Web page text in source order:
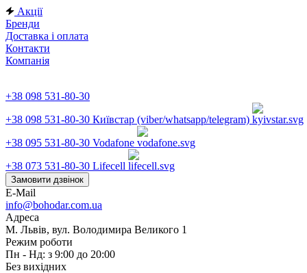
Акції
Бренди
Доставка і оплата
Контакти
Компанія
+38 098 531-80-30
+38 098 531-80-30 Київстар (viber/whatsapp/telegram)
+38 095 531-80-30 Vodafone
+38 073 531-80-30 Lifecell
Замовити дзвінок
E-Mail
info@bohodar.com.ua
Адреса
М. Львів, вул. Володимира Великого 1
Режим роботи
Пн - Нд: з 9:00 до 20:00
Без вихідних